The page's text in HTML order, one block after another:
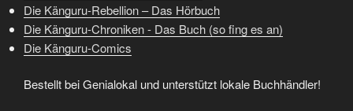
Die Känguru-Rebellion – Das Hörbuch
Die Känguru-Chroniken - Das Buch (so fing es an)
Die Känguru-Comics
Bestellt bei Genialokal und unterstützt lokale Buchhändler!